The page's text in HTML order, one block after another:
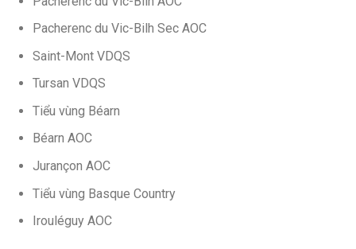
Pacherenc du Vic-Bilh Sec AOC
Saint-Mont VDQS
Tursan VDQS
Tiểu vùng Béarn
Béarn AOC
Jurançon AOC
Tiểu vùng Basque Country
Irouléguy AOC